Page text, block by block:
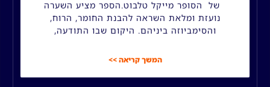
של הסופר מייקל טלבוט.הספר מציע השערה
נועזת ומלאת השראה להבנת החומר, הרוח,
והסימביוזה ביניהם. היקום שבו התודעה,
המשך קריאה >>